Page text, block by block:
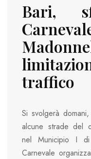
Bari,
traffico
Si svolgerà
alcune strade del
nel Municipio I
Carnevale